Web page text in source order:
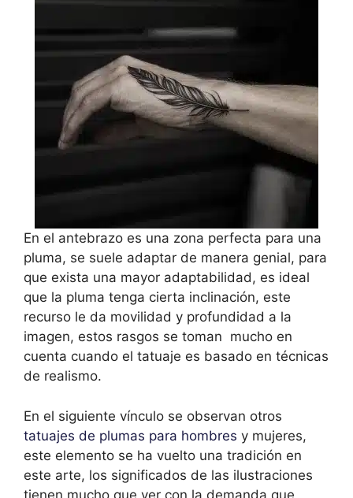
En el antebrazo es una zona perfecta para una
pluma, se suele adaptar de manera genial, para
que exista una mayor adaptabilidad, es ideal
que la pluma tenga cierta inclinación, este
recurso le da movilidad y profundidad a la
imagen, estos rasgos se toman mucho en
cuenta cuando el tatuaje es basado en técnicas
de realismo.
En el siguiente vínculo se observan otros
tatuajes de plumas para hombres y mujeres,
este elemento se ha vuelto una tradición en
este arte, los significados de las ilustraciones
tienen mucho que ver con la demanda que